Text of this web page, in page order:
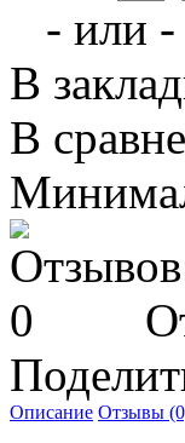
- или -
В
В
Описание Отзывы